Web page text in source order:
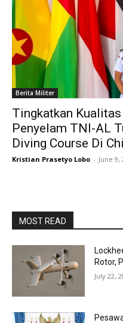
Berita Militer
Tingkatkan
Penyelam TNI-AL
Diving Course Di
Kristian Prasetyo Lobo - June 9,
MOST READ
Rotor,
July 22,